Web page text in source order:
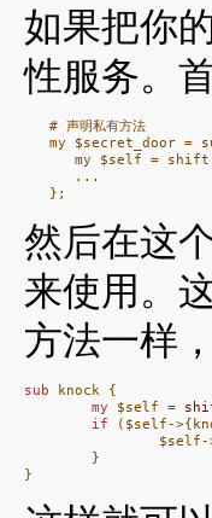
如果把你
性服务。
   # 声明私有方法
my $secret_door =
my $self =
      ...
然后在这
来使用。
方法一样
sub knock {
my $self =
if ($self-
        }
}